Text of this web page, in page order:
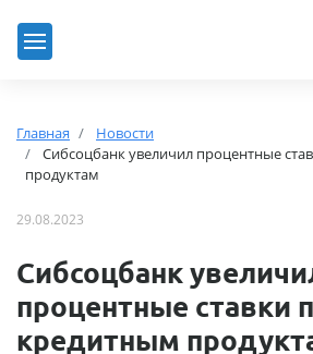
Главная
Новости
Сибсоцбанк увеличил процентные
продуктам
29.08.2023
Сибсоцбанк
процентные ставки
кредитным